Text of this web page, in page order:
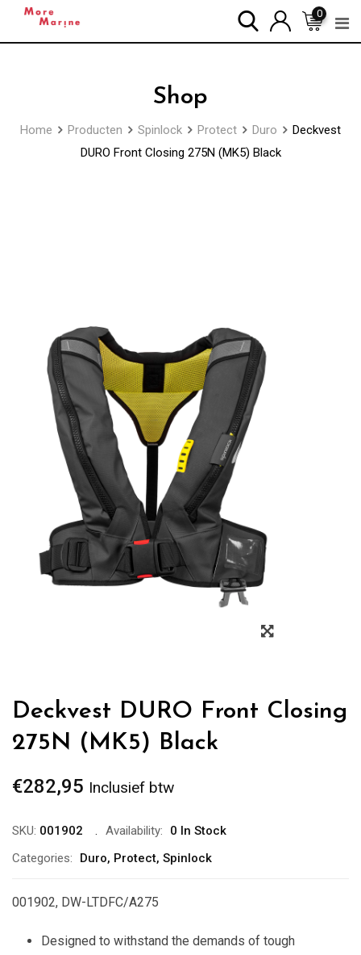
0
Shop
Home Producten Spinlock Protect Duro
Deckvest
DURO Front Closing 275N (MK5) Black
Zoom
Deckvest DURO Front Closing
275N (MK5) Black
€282,95 Inclusief btw
SKU: 001902 Availability:
0 In Stock
Categories:
Duro, Protect, Spinlock
001902, DW-LTDFC/A275
Designed to withstand the demands of tough